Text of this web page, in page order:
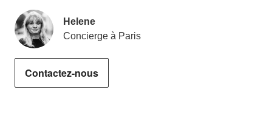
Helene
Concierge à Paris
Contactez-nous